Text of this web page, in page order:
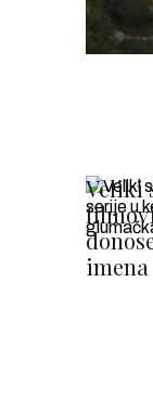
Veliki
imena